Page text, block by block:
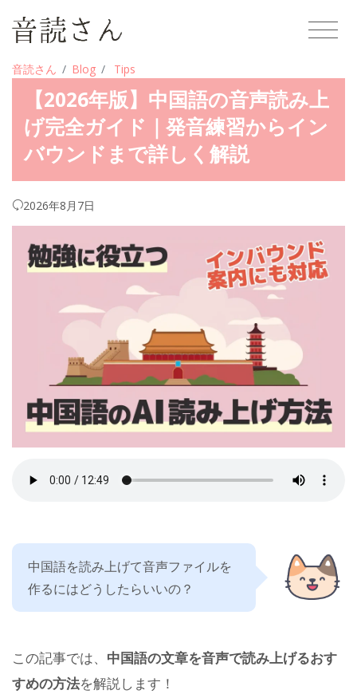
音読さん Blog Tips
【2026年版】中国語の音声読み上
げ完全ガイド｜発音練習からイン
バウンドまで詳しく解説
2026年8月7日
中国語を読み上げて音声ファイルを
作るにはどうしたらいいの？
この記事では、 中国語の文章を音声で読み上げるおす
すめの方法を解説します！